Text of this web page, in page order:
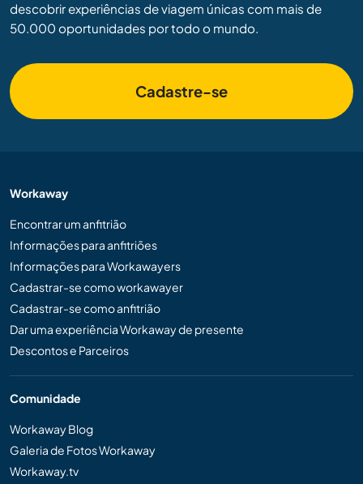
descobrir experiências de viagem únicas com mais de
50.000 oportunidades por todo o mundo.
Cadastre-se
Workaway
Encontrar um anfitrião
Informações para anfitriões
Informações para Workawayers
Cadastrar-se como workawayer
Cadastrar-se como anfitrião
Dar uma experiência Workaway de presente
Descontos e Parceiros
Comunidade
Workaway Blog
Galeria de Fotos Workaway
Workaway.tv